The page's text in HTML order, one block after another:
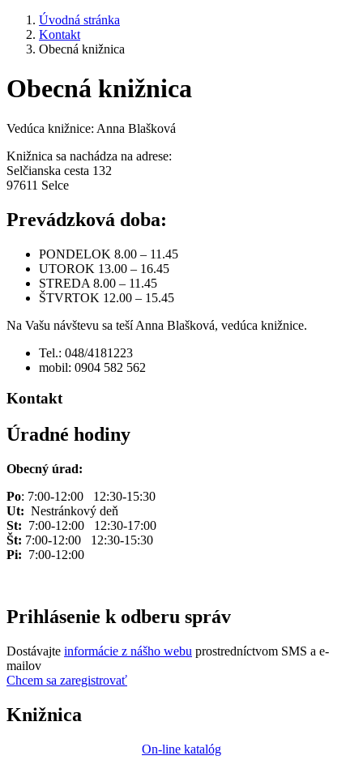
Úvodná stránka
Kontakt
Obecná knižnica
Obecná knižnica
Vedúca knižnice: Anna Blašková
Knižnica sa nachádza na adrese:
Selčianska cesta 132
97611 Selce
Prevádzková doba:
PONDELOK 8.00 – 11.45
UTOROK 13.00 – 16.45
STREDA 8.00 – 11.45
ŠTVRTOK 12.00 – 15.45
Na Vašu návštevu sa teší Anna Blašková, vedúca knižnice.
Tel.: 048/4181223
mobil: 0904 582 562
Kontakt
Úradné hodiny
Obecný úrad:
Po: 7:00-12:00 12:30-15:30
Ut: Nestránkový deň
St: 7:00-12:00 12:30-17:00
Št: 7:00-12:00 12:30-15:30
Pi: 7:00-12:00
Prihlásenie k odberu správ
Dostávajte informácie z nášho webu prostredníctvom SMS a e-
mailov
Chcem sa zaregistrovať
Knižnica
On-line katalóg